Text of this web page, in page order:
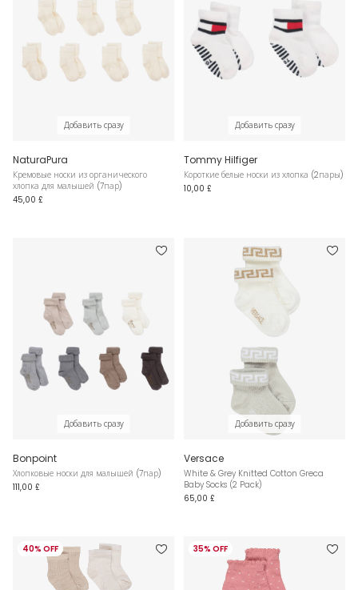
Добавить сразу
NaturaPura
Кремовые носки из органического
хлопка для малышей (7пар)
45,00 £
Добавить сразу
Tommy Hilfiger
Короткие белые носки из хлопка (2пары)
10,00 £
Добавить сразу
Bonpoint
Хлопковые носки для малышей (7пар)
111,00 £
Добавить сразу
Versace
White & Grey Knitted Cotton Greca
Baby Socks (2 Pack)
65,00 £
40% OFF 35% OFF